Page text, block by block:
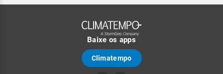
Baixe os apps
Climatempo